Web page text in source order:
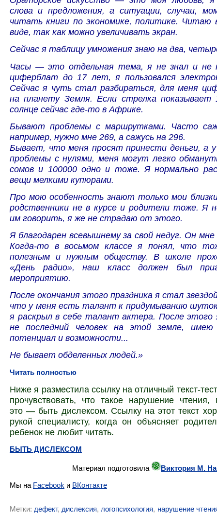
слова и предложения, а ситуации, случаи,
читать книги по экономике, политике. Читаю
виде, так как можно увеличивать экран.
Сейчас я таблицу умножения знаю на два,
Часы — это отдельная тема, я не знал и не
циферблат до 17 лет, я пользовался
Сейчас я чуть стал разбираться, для меня
на планету Земля. Если стрелка
солнце сейчас где-то в Африке.
Бывают проблемы с маршрутками. Часто
например, нужно мне 269, а сажусь на 296.
Бывает, что меня просят принести деньги, а
проблемы с нулями, меня могут легко
сомов и 100000 одно и тоже. Я нормально
вещи мелкими купюрами.
Про мою особенность знают только мои
родственники не в курсе и родители тоже. Я
им говорить, я же не страдаю от этого.
Я благодарен всевышнему за свой недуг. Он мне
Когда-то в восьмом классе я понял, что
полезным и нужным обществу. В школе
«День радио», наш класс должен был
мероприятию.
После окончания этого праздника я стал
что у меня есть талант к придумыванию
я раскрыл в себе талант актера. После этого
не последний человек на этой земле, имею
потенциал и возможности...
Не бывает обделенных людей.»
Читать полностью
Ниже я разместила ссылку на отличный текст-
прочувствовать, что такое нарушение чтения,
это — быть дислексом. Ссылку на этот текст
рукой специалисту, когда он объясняет
ребенок не любит читать.
БЫТЬ ДИСЛЕКСОМ
Материал подготовила Виктория М.
Мы на Facebook и ВКонтакте
Метки: дефект, дислексия, логопсихология, нарушение